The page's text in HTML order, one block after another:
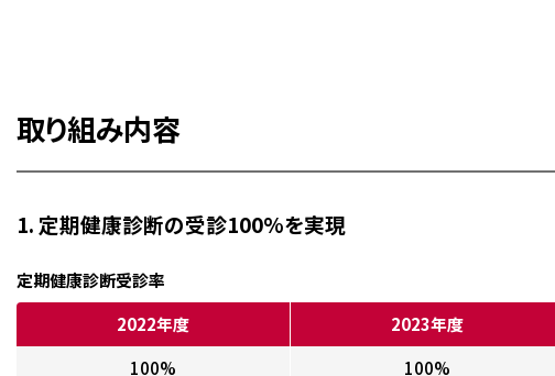
取り組み内容
1. 定期健康診断の受診100%を実現
定期健康診断受診率
2022年度
2023年度
100%
100%